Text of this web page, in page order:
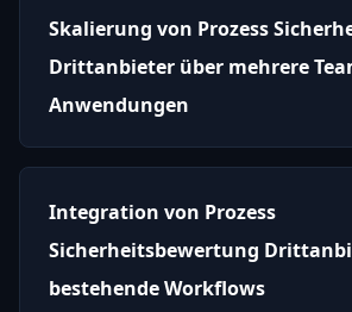
Skalierung von Prozess
Drittanbieter über mehrere
Anwendungen
Integration von Prozess
Sicherheitsbewertung
bestehende Workflows